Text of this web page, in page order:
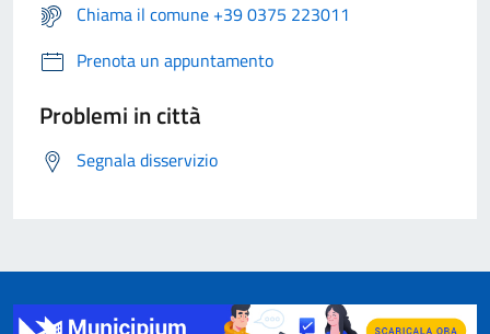
Chiama il comune +39 0375 223011
Prenota un appuntamento
Problemi in città
Segnala disservizio